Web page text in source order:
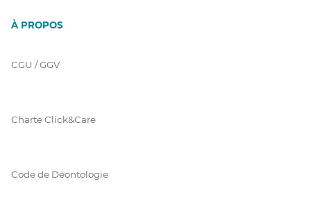
À PROPOS
CGU / GGV
Charte Click&Care
Code de Déontologie